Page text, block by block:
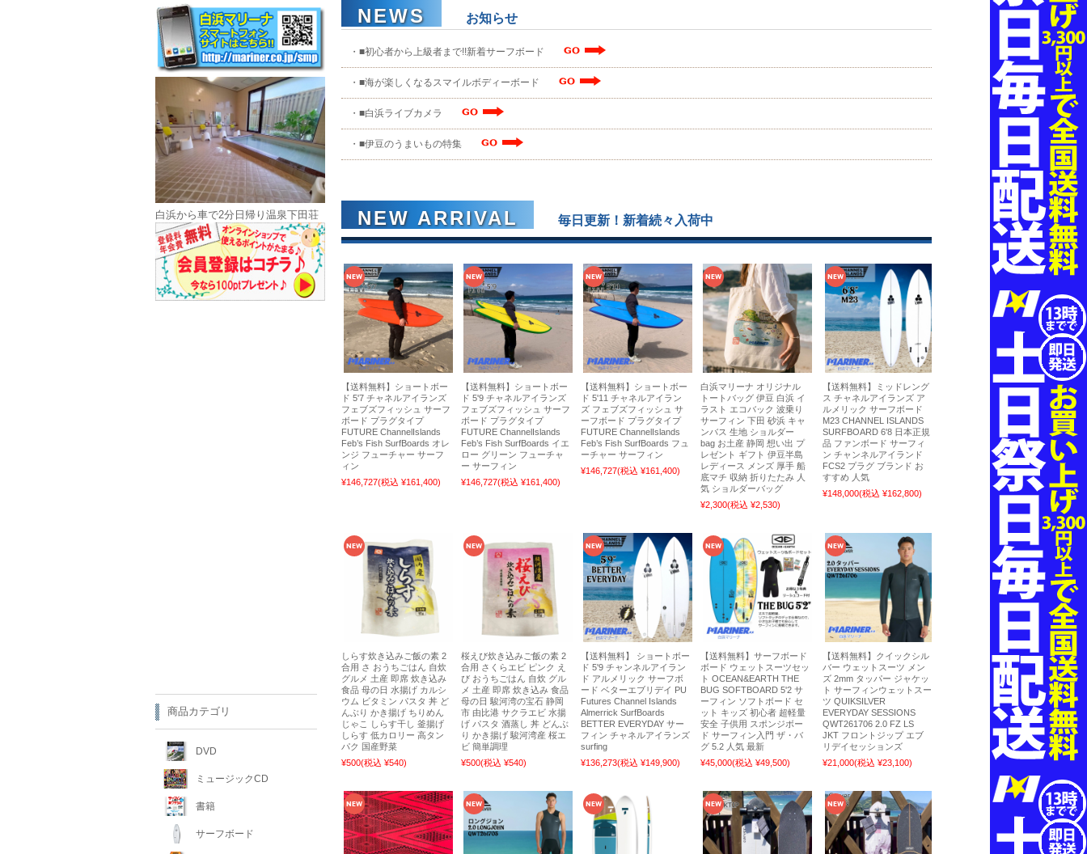
お知らせ
■初心者から上級者まで!!新着サーフボード
■海が楽しくなるスマイルボディーボード
■白浜ライブカメラ
■伊豆のうまいもの特集
毎日更新！新着続々入荷中
【送料無料】ショートボー
ド 5'7 チャネルアイランズ
フェブズフィッシュ サーフ
ボード プラグタイプ
FUTURE ChannelIslands
Feb’s Fish SurfBoards オレ
ンジ フューチャー サーフ
ィン
¥146,727(税込 ¥161,400)
【送料無料】ショートボー
ド 5'9 チャネルアイランズ
フェブズフィッシュ サーフ
ボード プラグタイプ
FUTURE ChannelIslands
Feb’s Fish SurfBoards イエ
ロー グリーン フューチャ
ー サーフィン
¥146,727(税込 ¥161,400)
【送料無料】ショートボー
ド 5'11 チャネルアイラン
ズ フェブズフィッシュ サ
ーフボード プラグタイプ
FUTURE ChannelIslands
Feb’s Fish SurfBoards フュ
ーチャー サーフィン
¥146,727(税込 ¥161,400)
白浜マリーナ オリジナル
トートバッグ 伊豆 白浜 イ
ラスト エコバック 波乗り
サーフィン 下田 砂浜 キャ
ンバス 生地 ショルダー
bag お土産 静岡 想い出 プ
レゼント ギフト 伊豆半島
レディース メンズ 厚手 船
底マチ 収納 折りたたみ 人
気 ショルダーバッグ
¥2,300(税込 ¥2,530)
【送料無料】ミッドレング
ス チャネルアイランズ ア
ルメリック サーフボード
M23 CHANNEL ISLANDS
SURFBOARD 6'8 日本正規
品 ファンボード サーフィ
ン チャンネルアイランド
FCS2 プラグ ブランド お
すすめ 人気
¥148,000(税込 ¥162,800)
しらす炊き込みご飯の素 2
合用 さ おうちごはん 自炊
グルメ 土産 即席 炊き込み
食品 母の日 水揚げ カルシ
ウム ビタミン パスタ 丼 ど
んぶり かき揚げ ちりめん
じゃこ しらす干し 釜揚げ
しらす 低カロリー 高タン
パク 国産野菜
¥500(税込 ¥540)
桜えび炊き込みご飯の素 2
合用 さくらエビ ピンク え
び おうちごはん 自炊 グル
メ 土産 即席 炊き込み 食品
母の日 駿河湾の宝石 静岡
市 由比港 サクラエビ 水揚
げ パスタ 酒蒸し 丼 どんぶ
り かき揚げ 駿河湾産 桜エ
ビ 簡単調理
¥500(税込 ¥540)
【送料無料】 ショートボー
ド 5'9 チャンネルアイラン
ド アルメリック サーフボ
ード ベターエブリデイ PU
Futures Channel Islands
Almerrick SurfBoards
BETTER EVERYDAY サー
フィン チャネルアイランズ
surfing
¥136,273(税込 ¥149,900)
【送料無料】サーフボード
ボード ウェットスーツセッ
ト OCEAN&EARTH THE
BUG SOFTBOARD 5'2 サ
ーフィン ソフトボード セ
ット キッズ 初心者 超軽量
安全 子供用 スポンジボー
ド サーフィン入門 ザ・バ
グ 5.2 人気 最新
¥45,000(税込 ¥49,500)
【送料無料】クイックシル
バー ウェットスーツ メン
ズ 2mm タッパー ジャケッ
ト サーフィンウェットスー
ツ QUIKSILVER
EVERYDAY SESSIONS
QWT261706 2.0 FZ LS
JKT フロントジップ エブ
リデイセッションズ
¥21,000(税込 ¥23,100)
白浜から車で2分日帰り温泉下田荘
商品カテゴリ
DVD
ミュージックCD
書籍
サーフボード